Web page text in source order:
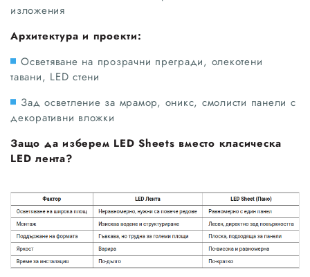
изложения
Архитектура и проекти:
Осветяване на прозрачни прегради, олекотени
тавани, LED стени
Зад осветление за мрамор, оникс, смолисти панели с
декоративни вложки
Защо да изберем LED Sheets вместо класическа
LED лента?